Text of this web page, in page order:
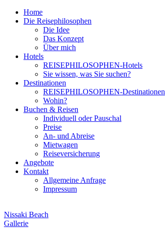
Home
Die Reisephilosophen
Die Idee
Das Konzept
Über mich
Hotels
REISEPHILOSOPHEN-Hotels
Sie wissen, was Sie suchen?
Destinationen
REISEPHILOSOPHEN-Destinationen
Wohin?
Buchen & Reisen
Individuell oder Pauschal
Preise
An- und Abreise
Mietwagen
Reiseversicherung
Angebote
Kontakt
Allgemeine Anfrage
Impressum
Nissaki Beach
Gallerie